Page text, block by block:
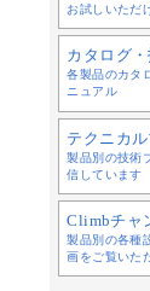
お試しいただ
カタログ
各製品のカタ
ニュアル
テクニカ
製品別の技術
信しています
Climbチャ
製品別の各種
画をご覧いた